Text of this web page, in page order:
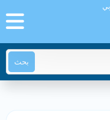
بحث